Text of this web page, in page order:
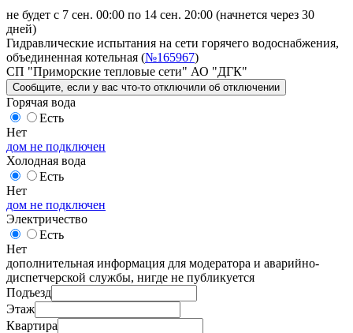
не будет с 7 сен. 00:00 по 14 сен. 20:00 (начнется через 30
дней)
Гидравлические испытания на сети горячего водоснабжения,
объединенная котельная (№165967)
СП "Приморские тепловые сети" АО "ДГК"
Сообщите , если у вас что-то отключили об отключении
Горячая вода
Есть
Нет
дом не подключен
Холодная вода
Есть
Нет
дом не подключен
Электричество
Есть
Нет
дополнительная информация для модератора и аварийно-
диспетчерской службы, нигде не публикуется
Подъезд
Этаж
Квартира